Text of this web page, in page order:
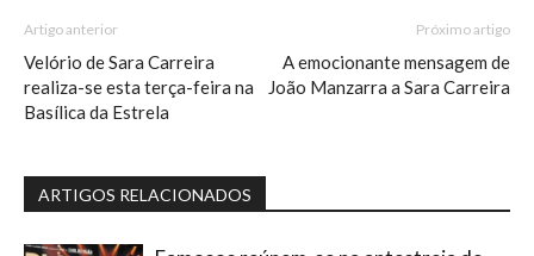
Artigo anterior
Velório de Sara Carreira
realiza-se esta terça-feira na
Basílica da Estrela
Próximo artigo
A emocionante mensagem de
João Manzarra a Sara Carreira
ARTIGOS RELACIONADOS